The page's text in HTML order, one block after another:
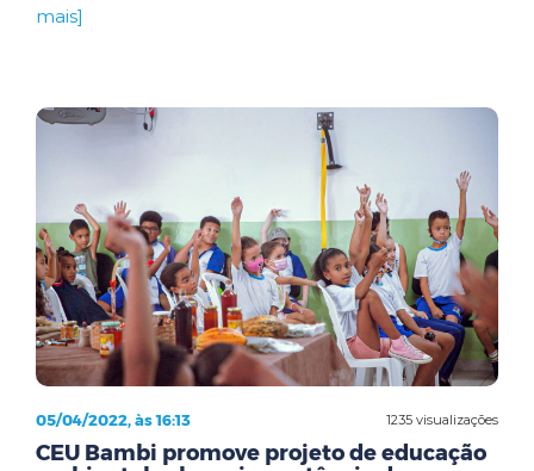
mais]
1235 visualizações
05/04/2022, às 16:13
CEU Bambi promove projeto de educação